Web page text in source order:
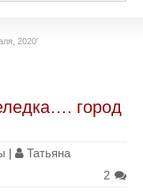
2020'
город
|
Татьяна
2